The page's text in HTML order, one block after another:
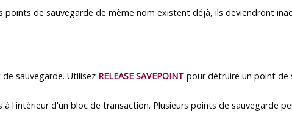
points de sauvegarde de même nom existent déjà, ils deviendront
sauvegarde. Utilisez RELEASE SAVEPOINT pour détruire un point de
l'intérieur d'un bloc de transaction. Plusieurs points de sauvegarde